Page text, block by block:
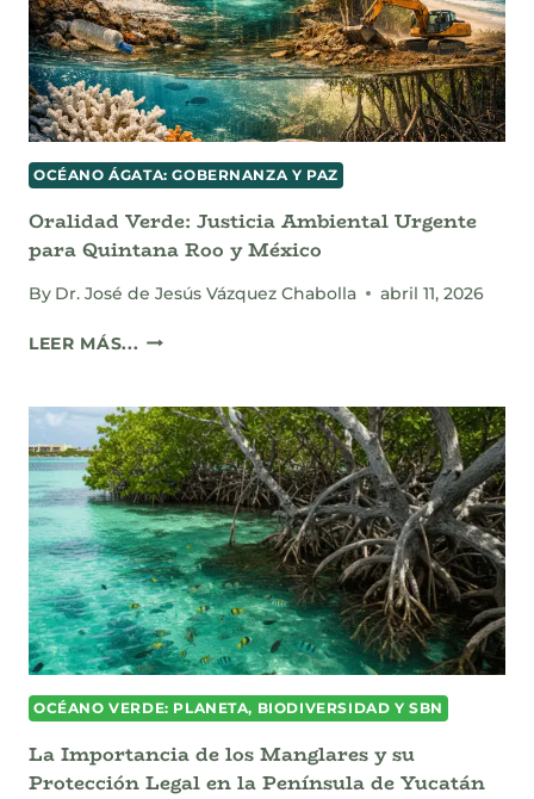
OCÉANO ÁGATA: GOBERNANZA Y PAZ
Oralidad Verde: Justicia Ambiental Urgente
para Quintana Roo y México
By Dr. José de Jesús Vázquez Chabolla abril 11, 2026
LEER MÁS... ORALIDAD
AMBIENTAL
URGENTE
PARA
QUINTANA
ROO
Y
MÉXICO
OCÉANO VERDE: PLANETA, BIODIVERSIDAD Y SBN
La Importancia de los Manglares y su
Protección Legal en la Península de Yucatán